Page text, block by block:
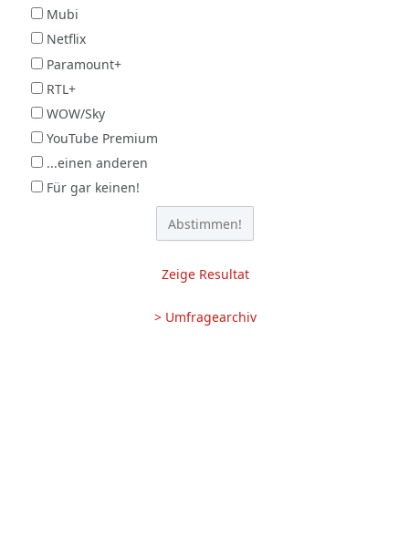
Mubi
Netflix
Paramount+
RTL+
WOW/Sky
YouTube Premium
...einen anderen
Für gar keinen!
Zeige Resultat
> Umfragearchiv